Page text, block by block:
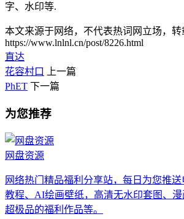
字、水印等.
本文来源于网络，不代表热词网立场，转
https://www.lnlnl.cn/post/8226.html
直达
花容村口
上一篇
PhET 下一篇
为您推荐
网盘资源
网络热门精品福利分享站，每日为您推
教程、AI绘画壁纸，高清无水印套图、漫
超极品的福利作品等。